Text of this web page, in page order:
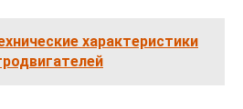
характеристики